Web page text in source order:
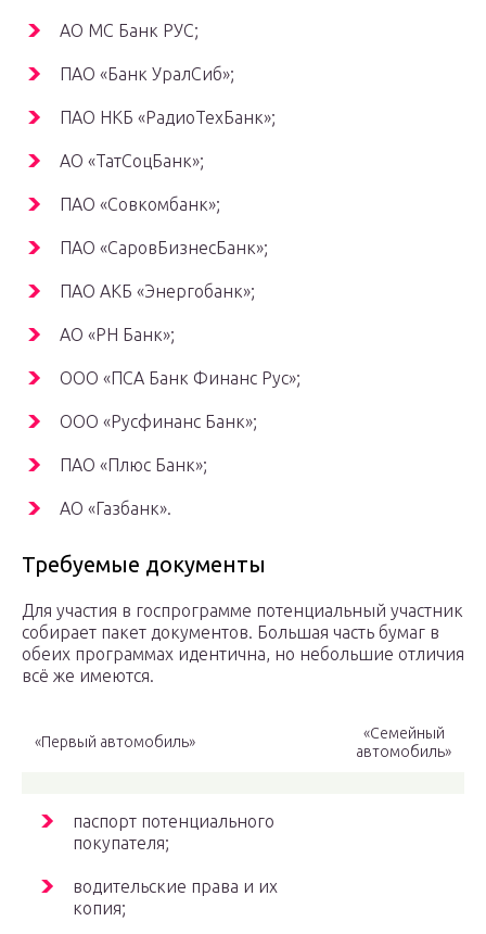
АО МС Банк РУС;
ПАО «Банк УралСиб»;
ПАО НКБ «РадиоТехБанк»;
АО «ТатСоцБанк»;
ПАО «Совкомбанк»;
ПАО «СаровБизнесБанк»;
ПАО АКБ «Энергобанк»;
АО «РН Банк»;
ООО «ПСА Банк Финанс Рус»;
ООО «Русфинанс Банк»;
ПАО «Плюс Банк»;
АО «Газбанк».
Требуемые документы
Для участия в госпрограмме потенциальный участник
собирает пакет документов. Большая часть бумаг в
обеих программах идентична, но небольшие отличия
всё же имеются.
«Первый автомобиль»
«Семейный
автомобиль»
паспорт потенциального
покупателя;
водительские права и их
копия;